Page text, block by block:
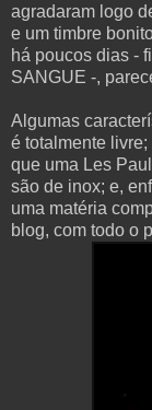
agradaram logo
e um timbre
há poucos dias -
SANGUE -,
Algumas
é totalmente
que uma Les
são de inox; e,
uma matéria
blog, com todo o